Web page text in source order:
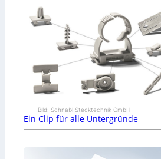
Bild: Schnabl Stecktechnik GmbH
Ein Clip für alle Untergründe